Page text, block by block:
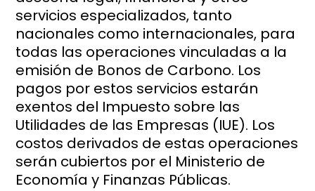
servicios especializados, tanto
nacionales como internacionales, para
todas las operaciones vinculadas a la
emisión de Bonos de Carbono. Los
pagos por estos servicios estarán
exentos del Impuesto sobre las
Utilidades de las Empresas (IUE). Los
costos derivados de estas operaciones
serán cubiertos por el Ministerio de
Economía y Finanzas Públicas.